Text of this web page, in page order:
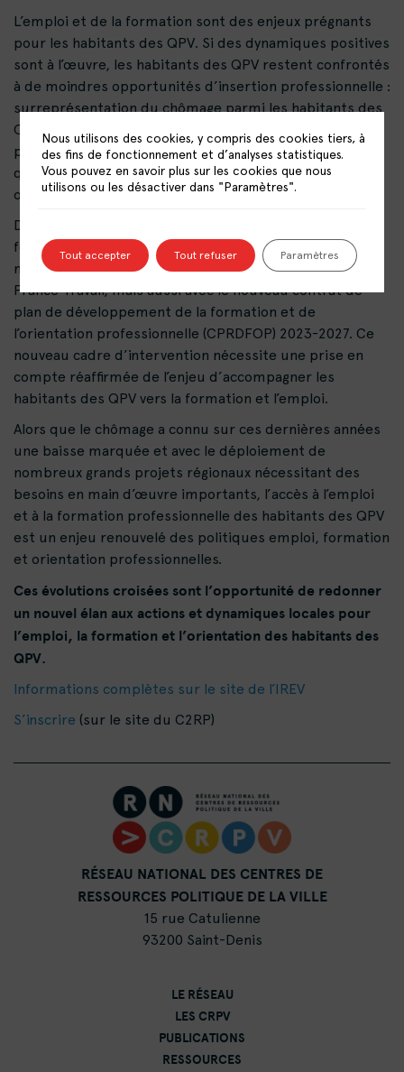
L’emploi et de la formation sont des enjeux prégnants
pour les habitants des QPV. Si des dynamiques positives
sont à l’œuvre, les habitants des QPV restent confrontés
à de moindres opportunités d’insertion professionnelle :
surreprésentation du chômage parmi les habitants des
QPV, notamment pour certaines catégories de la
population (femmes, jeunes, séniors) ; un niveau de
qualification et un accès à la formation moindre ; une
orientation plus subie.
Dans le même temps, le paysage de l’emploi et de la
formation professionnelle est lui-même en pleine
mutation, avec la loi Plein Emploi et la mise en place de
France Travail, mais aussi avec le nouveau contrat de
plan de développement de la formation et de
l’orientation professionnelle (CPRDFOP) 2023-2027. Ce
nouveau cadre d’intervention nécessite une prise en
compte réaffirmée de l’enjeu d’accompagner les
habitants des QPV vers la formation et l’emploi.
Alors que le chômage a connu sur ces dernières années
une baisse marquée et avec le déploiement de
nombreux grands projets régionaux nécessitant des
besoins en main d’œuvre importants, l’accès à l’emploi
et à la formation professionnelle des habitants des QPV
est un enjeu renouvelé des politiques emploi, formation
et orientation professionnelles.
Ces évolutions croisées sont l’opportunité de redonner
un nouvel élan aux actions et dynamiques locales pour
l’emploi, la formation et l’orientation des habitants des
QPV.
Informations complètes sur le site de l’IREV
S’inscrire (sur le site du C2RP)
RÉSEAU NATIONAL DES CENTRES DE
RESSOURCES POLITIQUE DE LA VILLE
15 rue Catulienne
93200 Saint-Denis
LE RÉSEAU
LES CRPV
PUBLICATIONS
RESSOURCES
Nous utilisons des cookies, y compris des cookies tiers, à
des fins de fonctionnement et d’analyses statistiques.
Vous pouvez en savoir plus sur les cookies que nous
utilisons ou les désactiver dans "Paramètres".
Tout accepter Tout refuser Paramètres